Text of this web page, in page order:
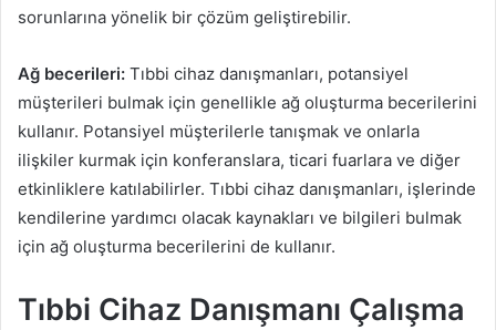
sorunlarına yönelik bir çözüm geliştirebilir.
Ağ becerileri: Tıbbi cihaz danışmanları, potansiyel
müşterileri bulmak için genellikle ağ oluşturma becerilerini
kullanır. Potansiyel müşterilerle tanışmak ve onlarla
ilişkiler kurmak için konferanslara, ticari fuarlara ve diğer
etkinliklere katılabilirler. Tıbbi cihaz danışmanları, işlerinde
kendilerine yardımcı olacak kaynakları ve bilgileri bulmak
için ağ oluşturma becerilerini de kullanır.
Tıbbi Cihaz Danışmanı Çalışma